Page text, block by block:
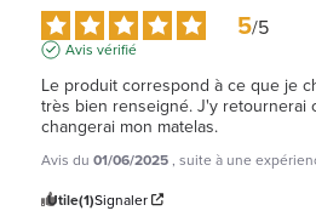
5/5
Avis vérifié
Le produit correspond à ce que je
très bien renseigné. J'y retournerai
changerai mon matelas.
Avis du 01/06/2025, suite à une
Utile(1)Signaler